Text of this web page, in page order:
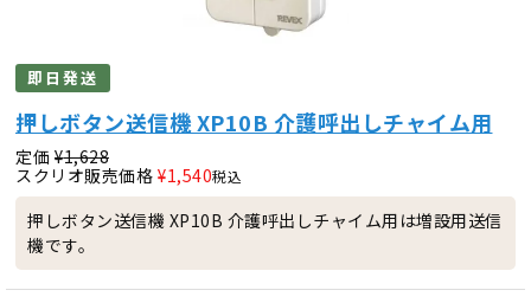
即日発送
押しボタン送信機 XP10B 介護呼出しチャイム用
定価 ¥1,628
スクリオ販売価格 ¥1,540税込
押しボタン送信機 XP10B 介護呼出しチャイム用は増設用送信
機です。